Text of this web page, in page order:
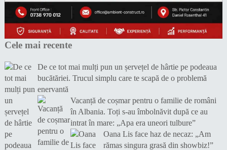
Cele mai recente
De ce tot mai mulți pun un șervețel de hârtie pe podeaua
bucătăriei. Trucul simplu care te scapă de o problemă
enervantă
Vacanță de coșmar pentru o familie de români
în Albania. Toți s-au îmbolnăvit după ce au
intrat în mare: „Apa era uneori tulbure”
Oana Lis face haz de necaz: „Am
rămas singura grasă din showbiz!”